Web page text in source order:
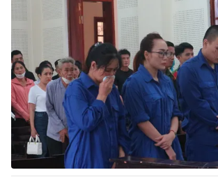
Y tế
Thế giới
Tin tức
Thế giới đó đây
Câu chuyện quốc tế
Kinh tế
Tài chính
Thị trường
Dữ liệu và đời sống